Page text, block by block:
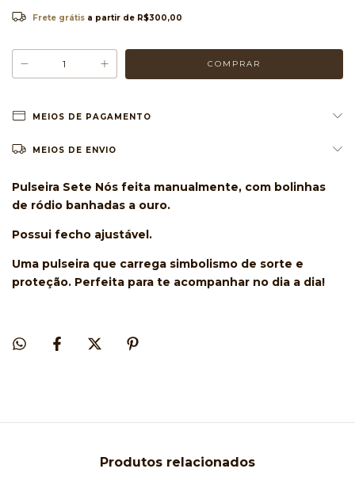
Frete grátis a partir de R$300,00
MEIOS DE PAGAMENTO
MEIOS DE ENVIO
Pulseira Sete Nós feita manualmente, com bolinhas
de ródio banhadas a ouro.
Possui fecho ajustável.
Uma pulseira que carrega simbolismo de sorte e
proteção. Perfeita para te acompanhar no dia a dia!
Produtos relacionados